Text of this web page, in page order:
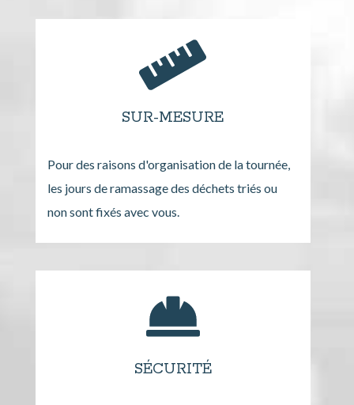
SUR-MESURE
Pour des raisons d'organisation de la tournée,
les jours de ramassage des déchets triés ou
non sont fixés avec vous.
SÉCURITÉ